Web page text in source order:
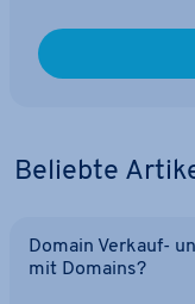
Beliebte
Domain Verkauf-
mit Domains?